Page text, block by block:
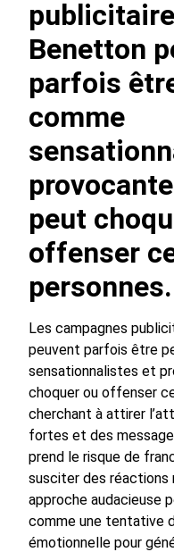
Benetton
parfois
comme
peut
offenser
personnes.
Les campagnes
peuvent parfois être
sensationnalistes et
choquer ou offenser
cherchant à attirer
fortes et des
prend le risque de
susciter des réactions
approche audacieuse
comme une tentative
émotionnelle pour